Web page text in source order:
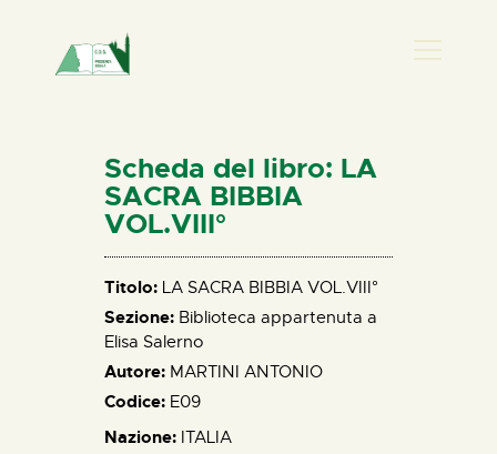
HOME
CHI SIAMO
NEWS
PERCORSI
BIBLIOTECA
ELISA SALERNO
CONTATTI
Scheda del libro: LA
SACRA BIBBIA
VOL.VIII°
Titolo: LA SACRA BIBBIA VOL.VIII°
Sezione: Biblioteca appartenuta a
Elisa Salerno
Autore: MARTINI ANTONIO
Codice: E09
Nazione: ITALIA